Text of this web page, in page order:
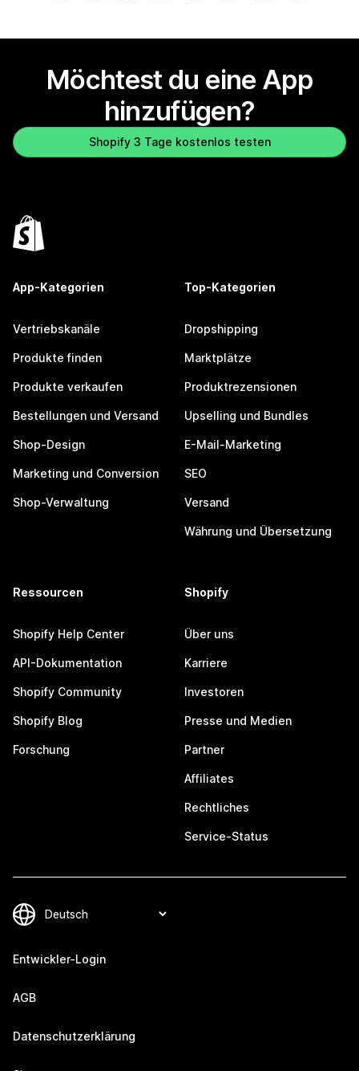
Möchtest du eine App
hinzufügen?
Shopify 3 Tage kostenlos testen
App-Kategorien
Vertriebskanäle
Produkte finden
Produkte verkaufen
Bestellungen und Versand
Shop-Design
Marketing und Conversion
Shop-Verwaltung
Top-Kategorien
Dropshipping
Marktplätze
Produktrezensionen
Upselling und Bundles
E-Mail-Marketing
SEO
Versand
Währung und Übersetzung
Ressourcen
Shopify Help Center
API-Dokumentation
Shopify Community
Shopify Blog
Forschung
Shopify
Über uns
Karriere
Investoren
Presse und Medien
Partner
Affiliates
Rechtliches
Service-Status
Entwickler-Login
AGB
Datenschutzerklärung